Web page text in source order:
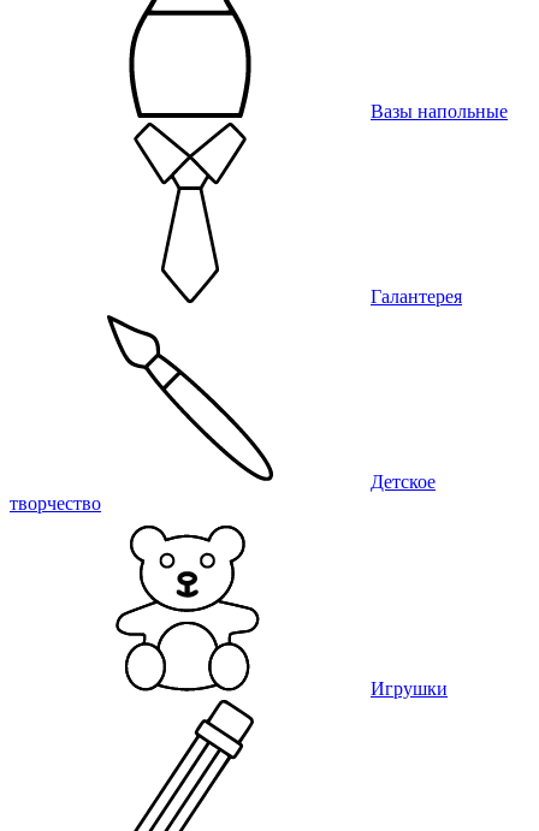
Вазы напольные
Галантерея
Детское
творчество
Игрушки